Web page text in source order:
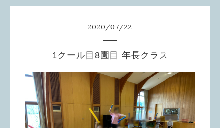
2020/07/22
1クール目8園目 年長クラス